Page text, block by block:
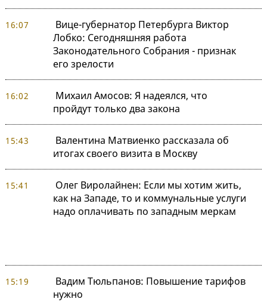
16:07
Вице-губернатор Петербурга Виктор
Лобко: Сегодняшняя работа
Законодательного Собрания - признак
его зрелости
16:02
Михаил Амосов: Я надеялся, что
пройдут только два закона
15:43
Валентина Матвиенко рассказала об
итогах своего визита в Москву
15:41
Олег Виролайнен: Если мы хотим жить,
как на Западе, то и коммунальные услуги
надо оплачивать по западным меркам
15:19
Вадим Тюльпанов: Повышение тарифов
нужно